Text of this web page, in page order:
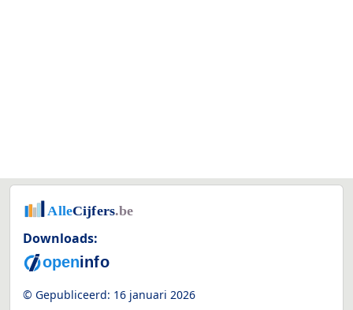
Downloads:
© Gepubliceerd: 16 januari 2026